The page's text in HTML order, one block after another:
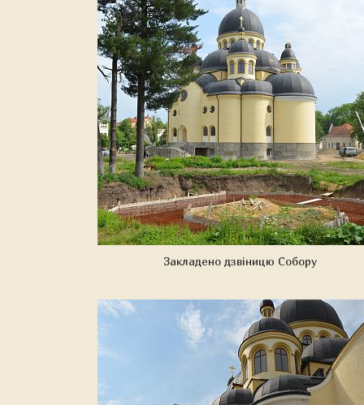
Закладено дзвіницю Собору